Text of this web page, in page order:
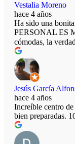
Vestalia Moreno
hace 4 años
Ha sido una
PERSONAL ES
cómodas, la
Jesús García
hace 4 años
Increíble centro
bien preparadas.